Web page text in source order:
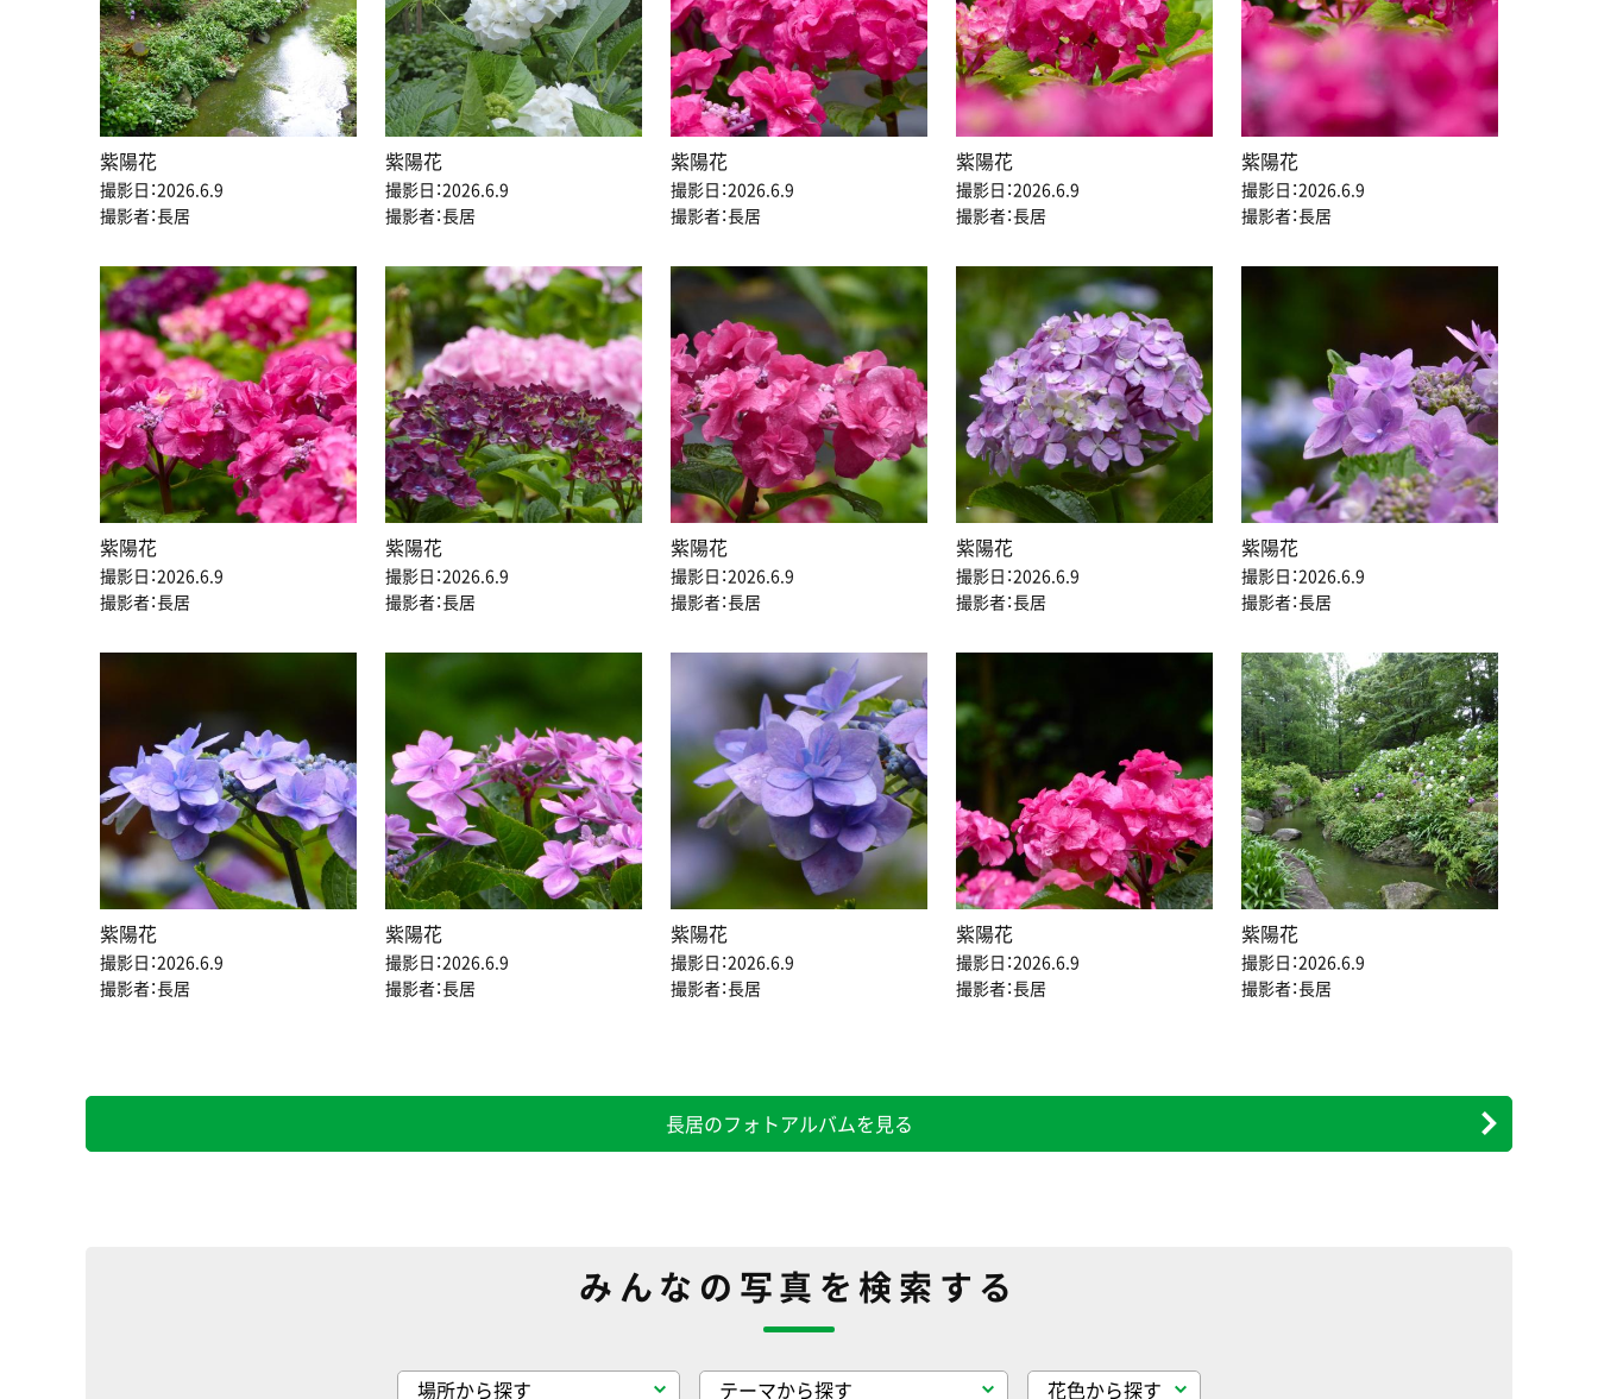
紫陽花
撮影日：2026.6.9
撮影者：長居
紫陽花
撮影日：2026.6.9
撮影者：長居
紫陽花
撮影日：2026.6.9
撮影者：長居
紫陽花
撮影日：2026.6.9
撮影者：長居
紫陽花
撮影日：2026.6.9
撮影者：長居
紫陽花
撮影日：2026.6.9
撮影者：長居
紫陽花
撮影日：2026.6.9
撮影者：長居
紫陽花
撮影日：2026.6.9
撮影者：長居
紫陽花
撮影日：2026.6.9
撮影者：長居
紫陽花
撮影日：2026.6.9
撮影者：長居
紫陽花
撮影日：2026.6.9
撮影者：長居
紫陽花
撮影日：2026.6.9
撮影者：長居
紫陽花
撮影日：2026.6.9
撮影者：長居
紫陽花
撮影日：2026.6.9
撮影者：長居
紫陽花
撮影日：2026.6.9
撮影者：長居
長居のフォトアルバムを見る
みんなの写真を検索する